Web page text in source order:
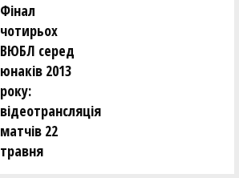
Фінал
чотирьох
ВЮБЛ серед
юнаків 2013
року:
відеотрансляція
матчів 22
травня